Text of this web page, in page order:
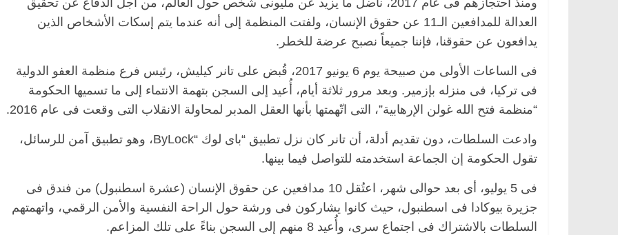
ومنذ احتجازهم فى عام 2017، ناضل ما يزيد عن مليونى شخص حول العالم، من أجل الدفاع عن تحقيق
العدالة للمدافعين الـ11 عن حقوق الإنسان، ولفتت المنظمة إلى أنه عندما يتم إسكات الأشخاص الذين
يدافعون عن حقوقنا، فإننا جميعاً نصبح عرضة للخطر.
فى الساعات الأولى من صبيحة يوم 6 يونيو 2017، قُبض على تانر كيليش، رئيس فرع منظمة العفو الدولية
فى تركيا، فى منزله بإزمير. وبعد مرور ثلاثة أيام، أُعيد إلى السجن بتهمة الانتماء إلى ما تسميها الحكومة
“منظمة فتح الله غولن الإرهابية”، التى اتّهمتها بأنها العقل المدبر لمحاولة الانقلاب التى وقعت فى عام 2016.
وادعت السلطات، دون تقديم أدلة، أن تانر كان نزل تطبيق “باى لوك “ByLock، وهو تطبيق آمن للرسائل،
تقول الحكومة إن الجماعة استخدمته للتواصل فيما بينها.
فى 5 يوليو، أى بعد حوالى شهر، اعتُقل 10 مدافعين عن حقوق الإنسان (عشرة اسطنبول) من فندق فى
جزيرة بيوكادا فى اسطنبول، حيث كانوا يشاركون فى ورشة حول الراحة النفسية والأمن الرقمي، واتهمتهم
السلطات بالاشتراك فى اجتماع سرى، وأُعيد 8 منهم إلى السجن بناءً على تلك المزاعم.
مقعد شاغر على مائدة الإفطار.. يحيى
(بروفايل)
21 فبراير، 2026
الرئيسية مصر ناس وناس
في ذكرى رحيله.. د. نور فرحات فقيه
للحرية (بروفايل)
26 يناير، 2026
ناس وناس
د. عبدالخالق فاروق.. خبير اقتصادي